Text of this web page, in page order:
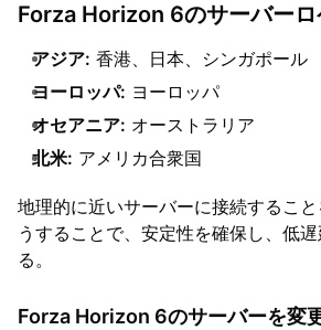
Forza Horizon 6のサーバーロ
アジア: 香港、日本、シンガポール
ヨーロッパ: ヨーロッパ
オセアニア: オーストラリア
北米: アメリカ合衆国
地理的に近いサーバーに接続するこ
うすることで、安定性を確保し、低
る。
Forza Horizon 6のサーバーを変